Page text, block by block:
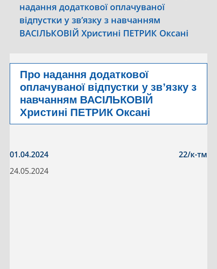
надання додаткової оплачуваної
відпустки у зв’язку з навчанням
ВАСІЛЬКОВІЙ Христині ПЕТРИК Оксані
Про надання додаткової
оплачуваної відпустки у зв’язку з
навчанням ВАСІЛЬКОВІЙ
Христині ПЕТРИК Оксані
01.04.2024
22/к-тм
24.05.2024